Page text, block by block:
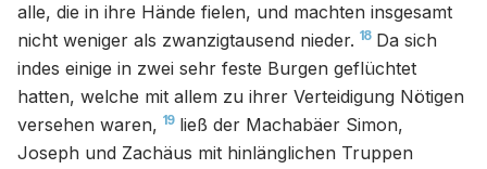
alle, die in ihre Hände fielen, und machten insgesamt
nicht weniger als zwanzigtausend nieder. 18 Da sich
indes einige in zwei sehr feste Burgen geflüchtet
hatten, welche mit allem zu ihrer Verteidigung Nötigen
versehen waren, 19 ließ der Machabäer Simon,
Joseph und Zachäus mit hinlänglichen Truppen